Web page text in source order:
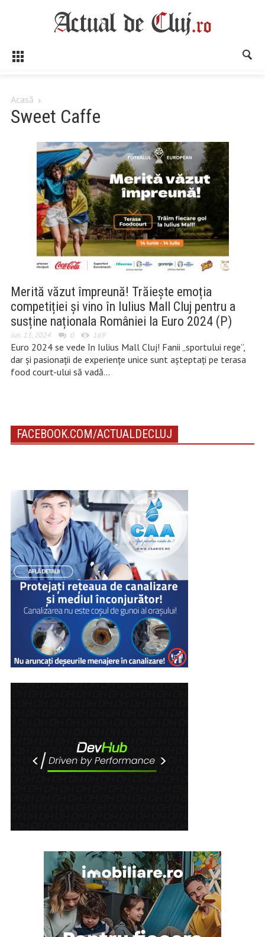
Acasă
Sweet Caffe
Merită văzut împreună! Trăiește emoția
competiției și vino în Iulius Mall Cluj pentru a
susține naționala României la Euro 2024 (P)
iun. 13, 2024 0 169
Euro 2024 se vede în Iulius Mall Cluj! Fanii „sportului rege”,
dar și pasionații de experiențe unice sunt așteptați pe terasa
food court-ului să vadă…
FACEBOOK.COM/ACTUALDECLUJ